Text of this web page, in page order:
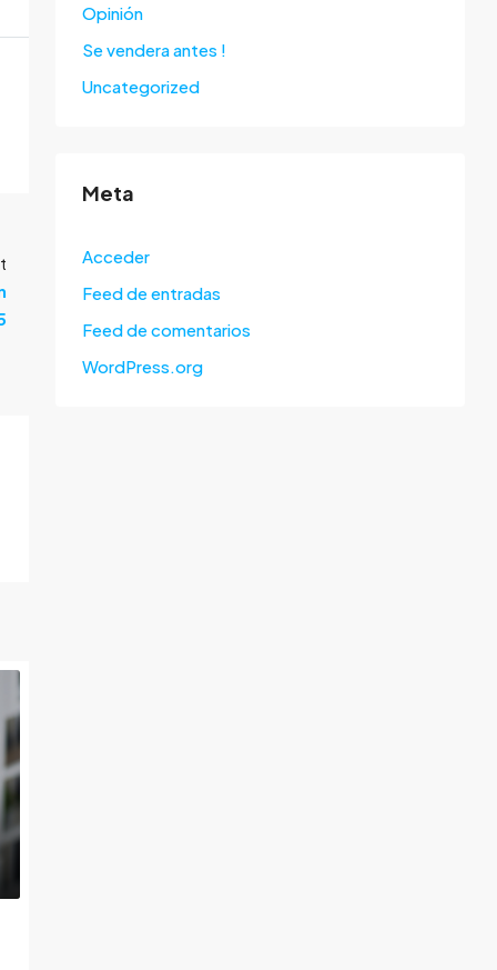
Opinión
Se vendera antes !
Uncategorized
Meta
Acceder
Feed de entradas
Feed de comentarios
WordPress.org